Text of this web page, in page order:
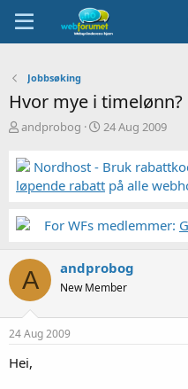
Jobbsøking
Hvor mye i timelønn?
T
å
d
s
a
r
andprobog
S
r
t
a
24 Aug 2009
Nordhost - Bruk
løpende rabatt på alle
For WFs medlemmer:
A andprobog
New Member
24 Aug 2009
Hei,